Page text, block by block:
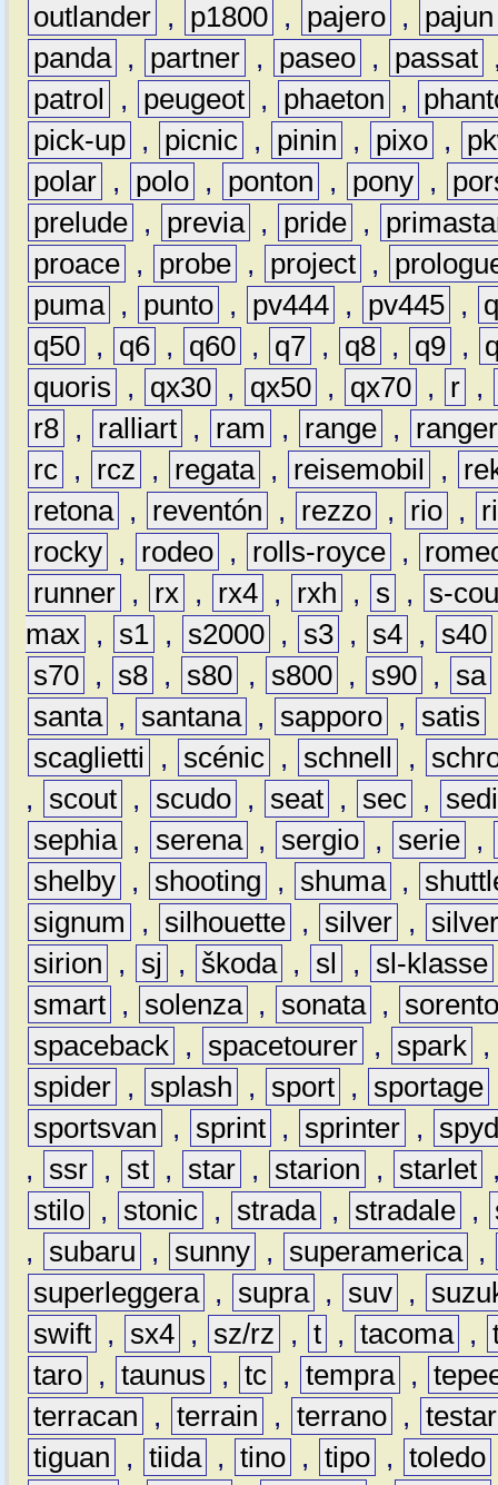
outlander , p1800 , pajero ,
pajun
panda , partner , paseo , passat
patrol
, peugeot , phaeton ,
pick-up , picnic , pinin , pixo ,
polar , polo , ponton , pony ,
prelude , previa , pride ,
proace , probe , project ,
puma , punto , pv444 , pv445 ,
q50 , q6 , q60 , q7 , q8 , q9 ,
quoris
, qx30 , qx50 , qx70 , r ,
r8 , ralliart , ram , range ,
ranger
rc , rcz , regata , reisemobil ,
retona , reventón , rezzo , rio ,
rocky , rodeo , rolls-royce ,
runner , rx , rx4 , rxh , s ,
s-
max , s1 , s2000 , s3 , s4 , s40
s70 , s8 , s80 , s800 , s90 , sa
santa , santana , sapporo , satis
scaglietti
, scénic , schnell ,
,
scout , scudo , seat , sec ,
sephia , serena , sergio , serie ,
shelby , shooting , shuma ,
signum
, silhouette , silver ,
sirion
, sj , škoda , sl , sl-klasse
smart , solenza , sonata ,
spaceback , spacetourer , spark ,
spider , splash , sport , sportage
sportsvan
, sprint , sprinter ,
,
ssr , st , star , starion , starlet
stilo , stonic , strada , stradale ,
,
subaru , sunny , superamerica ,
superleggera , supra , suv ,
swift , sx4 , sz/rz , t , tacoma ,
taro , taunus , tc , tempra ,
terracan
, terrain , terrano ,
tiguan
, tiida , tino , tipo , toledo